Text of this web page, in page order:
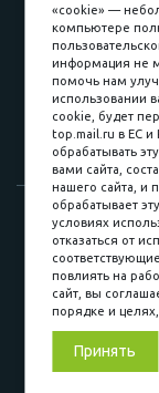
© 2015-
ИП Саворенко
«cookie» —
компьютере
информация не
помочь нам
использовании
cookie, будет
top.mail.ru в ЕС и
обрабатывать
вами сайта,
нашего сайта, и
обрабатывает
условиях
отказаться от
повлиять на
сайт, вы
порядке и
Принять